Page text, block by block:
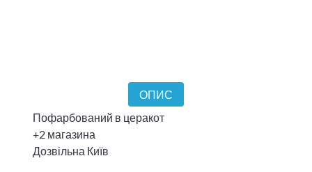
ОПИС
Пофарбований в церакот
+2 магазина
Дозвільна Київ